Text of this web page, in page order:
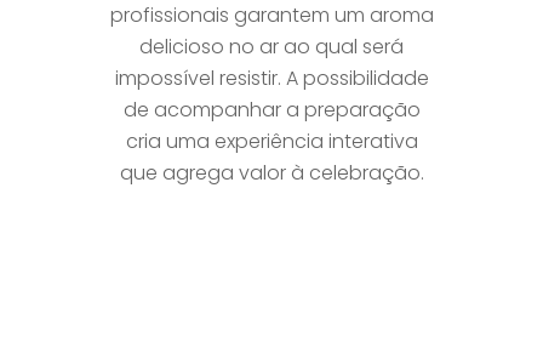
profissionais garantem um aroma
delicioso no ar ao qual será
impossível resistir. A possibilidade
de acompanhar a preparação
cria uma experiência interativa
que agrega valor à celebração.